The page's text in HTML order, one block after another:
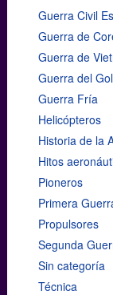
Guerra Civil
Guerra de
Guerra de
Guerra del
Guerra Fría
Helicópteros
Historia de la
Hitos
Pioneros
Primera
Propulsores
Segunda
Sin categoría
Técnica